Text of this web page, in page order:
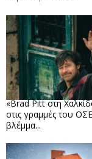
«Brad Pitt στη
στις γραμμές του
βλέμμα...